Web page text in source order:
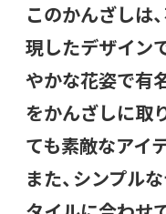
このかんざしは
現したデザイン
やかな花姿で有
をかんざしに取
ても素敵なアイ
また、シンプル